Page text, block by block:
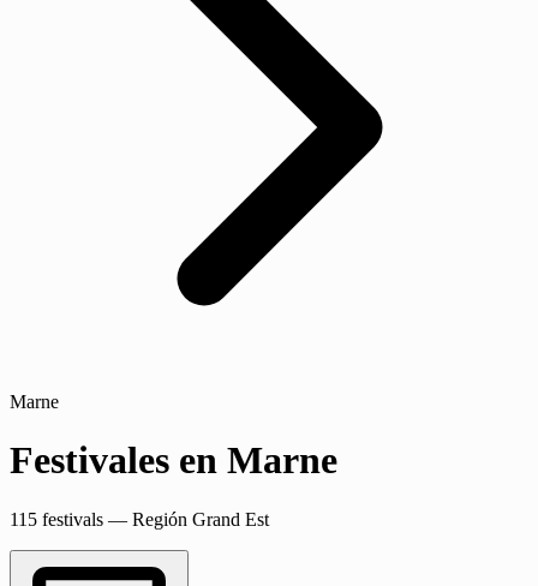
Marne
Festivales en Marne
115 festivals — Región Grand Est